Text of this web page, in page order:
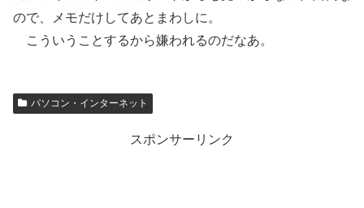
ので、メモだけしてあとまわしに。
こういうことするから嫌われるのだなあ。
パソコン・インターネット
スポンサーリンク